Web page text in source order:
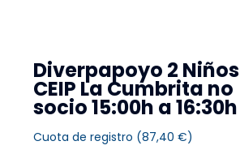
Diverpapoyo 2 Niños
CEIP La Cumbrita no
socio 15:00h a 16:30h
Cuota de registro (87,40 €)